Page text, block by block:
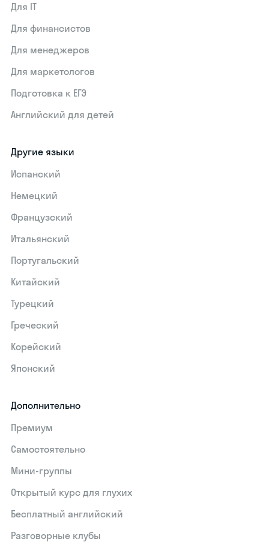
Для IT
Для финансистов
Для менеджеров
Для маркетологов
Подготовка к ЕГЭ
Английский для детей
Другие языки
Испанский
Немецкий
Французский
Итальянский
Португальский
Китайский
Турецкий
Греческий
Корейский
Японский
Дополнительно
Премиум
Самостоятельно
Мини-группы
Открытый курс для глухих
Бесплатный английский
Разговорные клубы